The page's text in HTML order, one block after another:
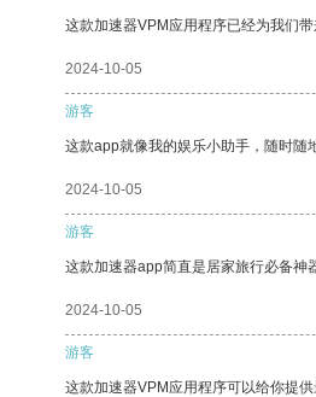
这款加速器VPM应用程序已经为我们带
2024-10-05
游客
这款app就像我的娱乐小助手，随时随
2024-10-05
游客
这款加速器app简直是居家旅行必备神
2024-10-05
游客
这款加速器VPM应用程序可以给你提